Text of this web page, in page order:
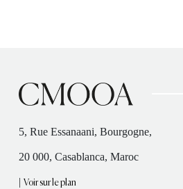
5, Rue Essanaani, Bourgogne,
20 000, Casablanca, Maroc
|Voir sur le plan